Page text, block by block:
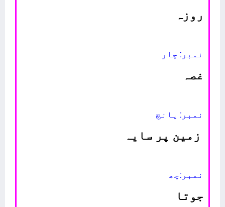
روزہ
نمبر: چار
غصہ
نمبر: پانچ
زمین پر سایہ
نمبر:چھ
جوتا